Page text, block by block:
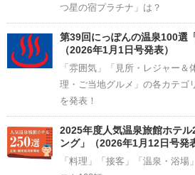
つ星の宿プラチナ」は？
第39回にっぽんの温泉100選
（2026年1月1日号発表）
「雰囲気」「見所・レジャー
理・ご当地グルメ」の各カテゴ
を発表！
2025年度人気温泉旅館ホテ
ング」（2026年1月12日号発
「料理」「接客」「温泉・浴